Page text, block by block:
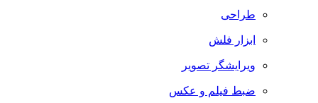
طراحی
ابزار فلش
ویرایشگر تصویر
ضبط فيلم و عكس